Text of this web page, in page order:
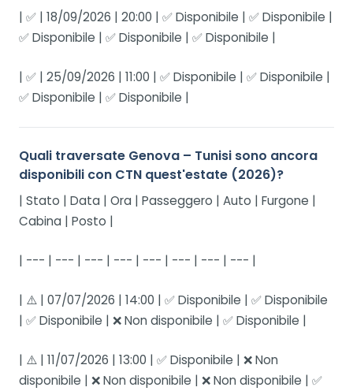
| ✅ | 18/09/2026 | 20:00 | ✅ Disponibile | ✅ Disponibile |
✅ Disponibile | ✅ Disponibile | ✅ Disponibile |
| ✅ | 25/09/2026 | 11:00 | ✅ Disponibile | ✅ Disponibile |
✅ Disponibile | ✅ Disponibile |
Quali traversate Genova – Tunisi sono ancora
disponibili con CTN quest'estate (2026)?
| Stato | Data | Ora | Passeggero | Auto | Furgone |
Cabina | Posto |
| --- | --- | --- | --- | --- | --- | --- | --- |
| ⚠️ | 07/07/2026 | 14:00 | ✅ Disponibile | ✅ Disponibile
| ✅ Disponibile | ❌ Non disponibile | ✅ Disponibile |
| ⚠️ | 11/07/2026 | 13:00 | ✅ Disponibile | ❌ Non
disponibile | ❌ Non disponibile | ❌ Non disponibile | ✅